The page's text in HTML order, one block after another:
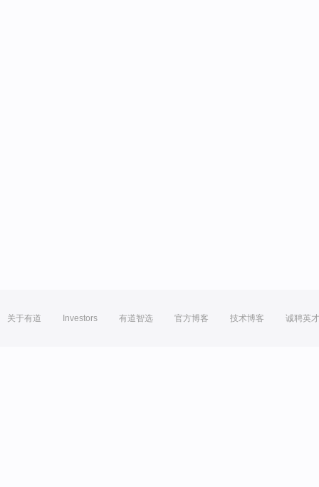
关于有道 Investors 有道智选 官方博客 技术博客 诚聘英才